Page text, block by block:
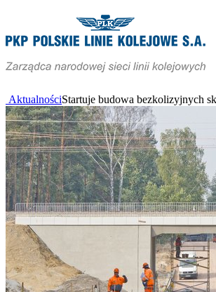
AktualnościStartuje budowa bezkolizyjnych